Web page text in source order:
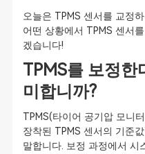
오늘은 TPMS 센서를 교정
어떤 상황에서 TPMS 센서
겠습니다!
TPMS를 보정한
미합니까?
TPMS(타이어 공기압 모니
장착된 TPMS 센서의 기준
말합니다. 보정 과정에서 시